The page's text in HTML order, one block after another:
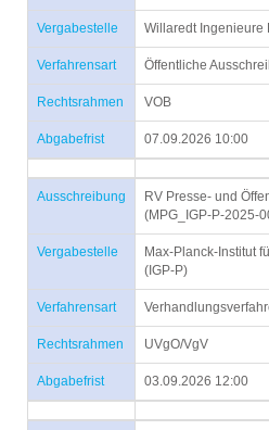
Vergabestelle Willaredt Ingenieure
Verfahrensart Öffentliche
Rechtsrahmen VOB
Abgabefrist 07.09.2026 10:00
Ausschreibung
RV Presse- und
(MPG_IGP-P-2025-
Vergabestelle
Max-Planck-Institut
(IGP-P)
Verfahrensart
Rechtsrahmen UVgO/VgV
Abgabefrist 03.09.2026 12:00